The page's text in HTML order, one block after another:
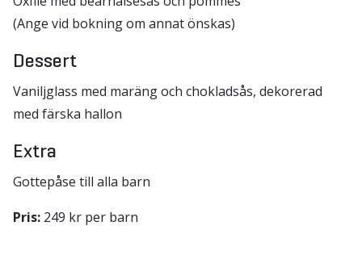
(Ange vid bokning om annat önskas)
Dessert
Vaniljglass med maräng och chokladsås, dekorerad
med färska hallon
Extra
Gottepåse till alla barn
Pris: 249 kr per barn